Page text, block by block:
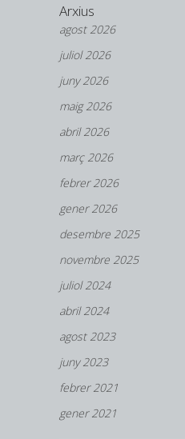
Arxius
agost 2026
juliol 2026
juny 2026
maig 2026
abril 2026
març 2026
febrer 2026
gener 2026
desembre 2025
novembre 2025
juliol 2024
abril 2024
agost 2023
juny 2023
febrer 2021
gener 2021